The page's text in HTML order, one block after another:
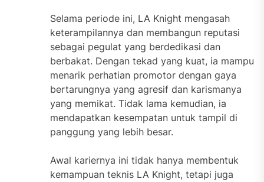
Selama periode ini, LA Knight mengasah
keterampilannya dan membangun reputasi
sebagai pegulat yang berdedikasi dan
berbakat. Dengan tekad yang kuat, ia mampu
menarik perhatian promotor dengan gaya
bertarungnya yang agresif dan karismanya
yang memikat. Tidak lama kemudian, ia
mendapatkan kesempatan untuk tampil di
panggung yang lebih besar.
Awal kariernya ini tidak hanya membentuk
kemampuan teknis LA Knight, tetapi juga